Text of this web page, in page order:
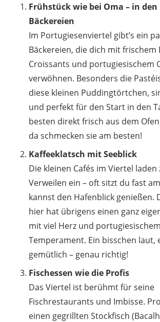
Frühstück wie bei Oma – in
Bäckereien
Im Portugiesenviertel gibt’s ein
Bäckereien, die dich mit frischem
Croissants und portugiesischem
verwöhnen. Besonders die
diese kleinen Puddingtörtchen,
und perfekt für den Start in den
besten direkt frisch aus dem
da schmecken sie am besten!
Kaffeeklatsch mit Seeblick
Die kleinen Cafés im Viertel laden
Verweilen ein – oft sitzt du fast
kannst den Hafenblick genießen.
hier hat übrigens einen ganz
mit viel Herz und portugiesischem
Temperament. Ein bisschen laut,
gemütlich – genau richtig!
Fischessen wie die Profis
Das Viertel ist berühmt für seine
Fischrestaurants und Imbisse.
einen gegrillten Stockfisch